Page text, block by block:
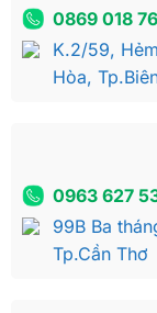
0869 018
K.2/59,
Hòa,
0963 627
99B Ba
Tp.Cần Thơ